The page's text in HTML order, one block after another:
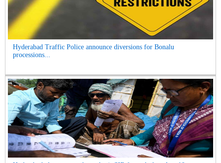
Hyderabad Traffic Police announce diversions for Bonalu
processions...